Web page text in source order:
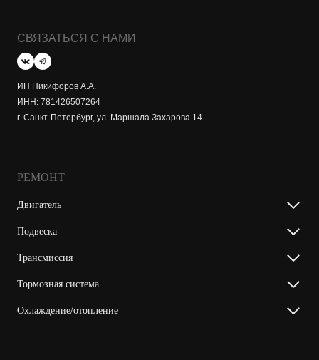
СВЯЗАТЬСЯ С НАМИ
ИП Никифоров А.А.
ИНН: 781426507264
г. Санкт-Петербург, ул. Маршала Захарова 14
РЕМОНТ
Двигатель
Подвеска
Трансмиссия
Тормозная система
Охлаждение/отопление